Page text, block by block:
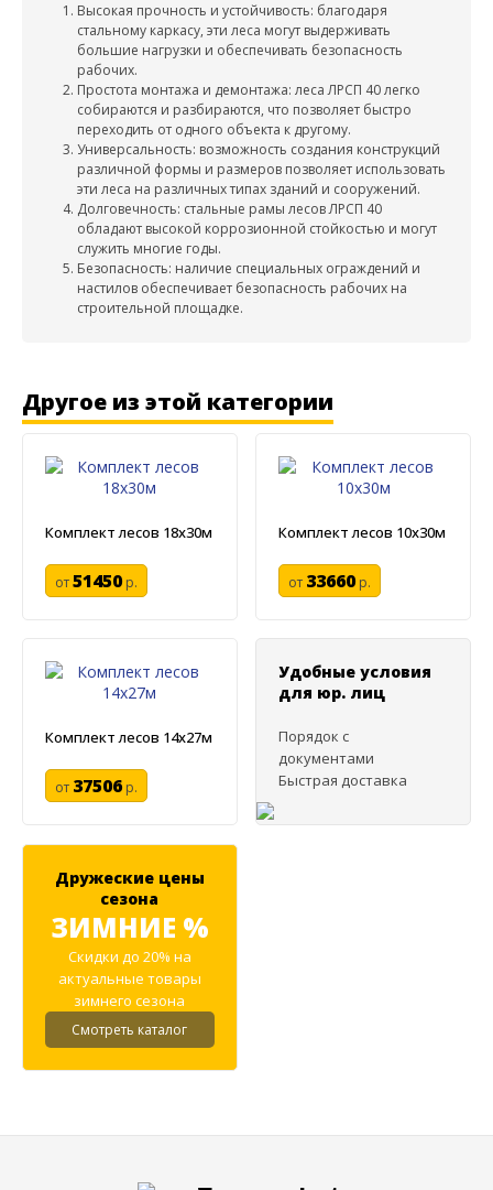
Высокая прочность и устойчивость: благодаря
стальному каркасу, эти леса могут выдерживать
большие нагрузки и обеспечивать безопасность
рабочих.
Простота монтажа и демонтажа: леса ЛРСП 40 легко
собираются и разбираются, что позволяет быстро
переходить от одного объекта к другому.
Универсальность: возможность создания конструкций
различной формы и размеров позволяет использовать
эти леса на различных типах зданий и сооружений.
Долговечность: стальные рамы лесов ЛРСП 40
обладают высокой коррозионной стойкостью и могут
служить многие годы.
Безопасность: наличие специальных ограждений и
настилов обеспечивает безопасность рабочих на
строительной площадке.
Другое из этой категории
Комплект лесов 18х30м
от51450р.
Комплект лесов 10х30м
от 33660р.
Комплект лесов 14х27м
от 37506 р.
Удобные условия
для юр. лиц
Порядок с
документами
Быстрая доставка
Дружеские цены
сезона
ЗИМНИЕ %
Скидки до 20% на
актуальные товары
зимнего сезона
Смотреть каталог